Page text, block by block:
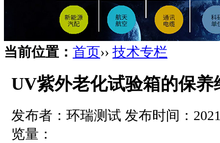
当前位置： 首页›› 技术专栏
UV紫外老化试验箱的保养
发布者：环瑞测试 发布时间：
览量：